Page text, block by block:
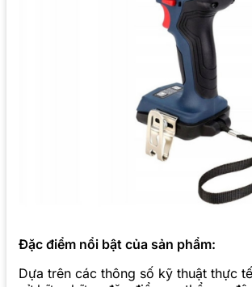
Đặc điểm nổi bật của sản phẩm:
Dựa trên các thông số kỹ thuật thực